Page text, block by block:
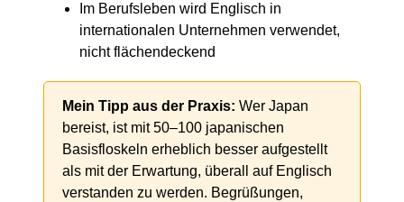
Im Berufsleben wird Englisch in
internationalen Unternehmen verwendet,
nicht flächendeckend
Mein Tipp aus der Praxis: Wer Japan
bereist, ist mit 50–100 japanischen
Basisfloskeln erheblich besser aufgestellt
als mit der Erwartung, überall auf Englisch
verstanden zu werden. Begrüßungen,